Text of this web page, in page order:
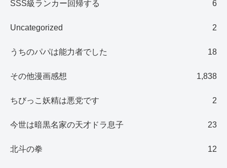
SSS級ランカー回帰する 6
Uncategorized 2
うちのパパは能力者でした 18
その他漫画感想 1,838
ちびっこ妖精は悪党です 2
今世は暗黒名家の天才ドラ息子 23
北斗の拳 12